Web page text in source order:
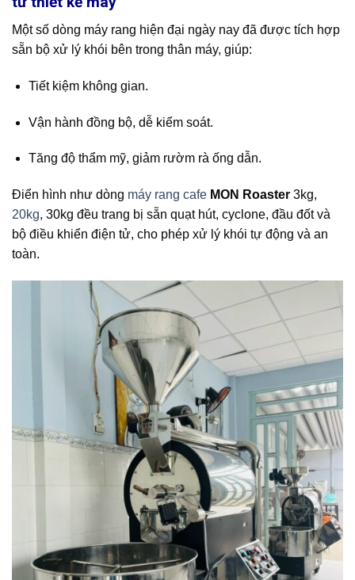
Một số dòng máy rang hiện đại ngày nay đã được tích hợp
sẵn bộ xử lý khói bên trong thân máy, giúp:
Tiết kiệm không gian.
Vận hành đồng bộ, dễ kiểm soát.
Tăng độ thẩm mỹ, giảm rườm rà ống dẫn.
Điển hình như dòng máy rang cafe MON Roaster 3kg,
20kg, 30kg đều trang bị sẵn quạt hút, cyclone, đầu đốt và
bộ điều khiển điện tử, cho phép xử lý khói tự động và an
toàn.